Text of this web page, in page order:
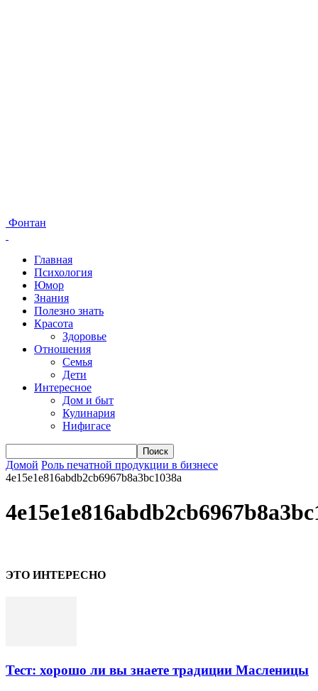
Фонтан
Главная
Психология
Юмор
Знания
Полезно знать
Красота
Здоровье
Отношения
Семья
Дети
Интересное
Дом и быт
Кулинария
Нифигасе
Домой Роль печатной продукции в бизнесе
4e15e1e816abdb2cb6967b8a3bc1038a
ЭТО ИНТЕРЕСНО
Тест: хорошо ли вы знаете традиции Масленицы